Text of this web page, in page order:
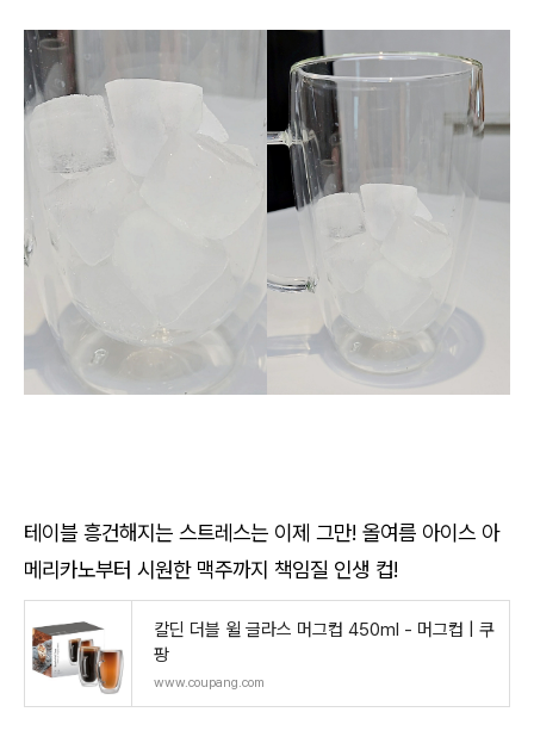
테이블 흥건해지는 스트레스는 이제 그만! 올여름 아이스 아
메리카노부터 시원한 맥주까지 책임질 인생 컵!
칼딘 더블 윌 글라스 머그컵 450ml - 머그컵 | 쿠
팡
www.coupang.com